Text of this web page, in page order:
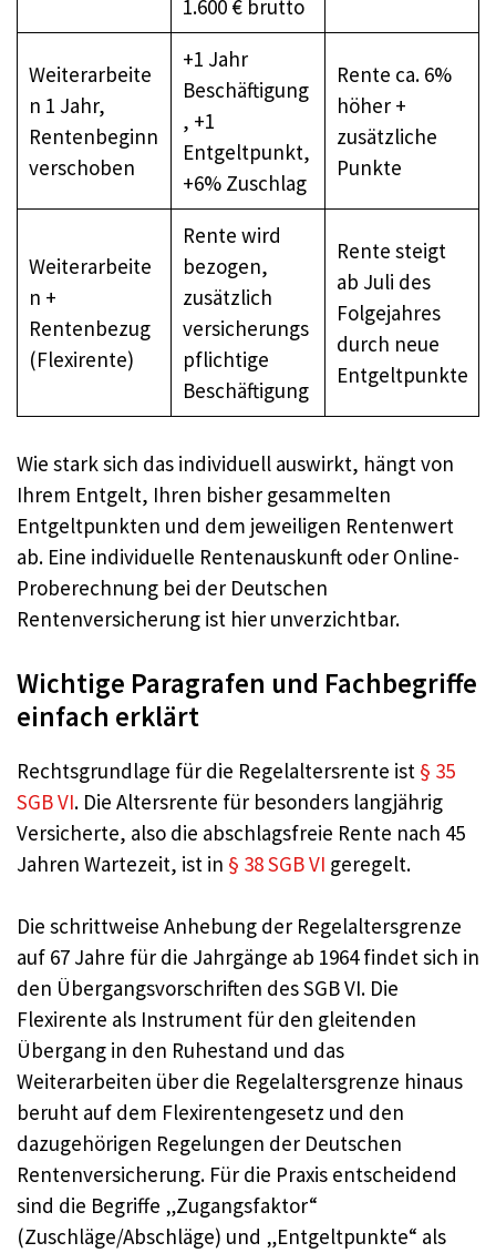
1.600 € brutto
Weiterarbeite
n 1 Jahr,
Rentenbeginn
verschoben
+1 Jahr
Beschäftigung
, +1
Entgeltpunkt,
+6% Zuschlag
Rente ca. 6%
höher +
zusätzliche
Punkte
Weiterarbeite
n +
Rentenbezug
(Flexirente)
Rente wird
bezogen,
zusätzlich
versicherungs
pflichtige
Beschäftigung
Rente steigt
ab Juli des
Folgejahres
durch neue
Entgeltpunkte
Wie stark sich das individuell auswirkt, hängt von
Ihrem Entgelt, Ihren bisher gesammelten
Entgeltpunkten und dem jeweiligen Rentenwert
ab. Eine individuelle Rentenauskunft oder Online-
Proberechnung bei der Deutschen
Rentenversicherung ist hier unverzichtbar.
Wichtige Paragrafen und Fachbegriffe
einfach erklärt
Rechtsgrundlage für die Regelaltersrente ist § 35
SGB VI. Die Altersrente für besonders langjährig
Versicherte, also die abschlagsfreie Rente nach 45
Jahren Wartezeit, ist in § 38 SGB VI geregelt.
Die schrittweise Anhebung der Regelaltersgrenze
auf 67 Jahre für die Jahrgänge ab 1964 findet sich in
den Übergangsvorschriften des SGB VI. Die
Flexirente als Instrument für den gleitenden
Übergang in den Ruhestand und das
Weiterarbeiten über die Regelaltersgrenze hinaus
beruht auf dem Flexirentengesetz und den
dazugehörigen Regelungen der Deutschen
Rentenversicherung. Für die Praxis entscheidend
sind die Begriffe „Zugangsfaktor“
(Zuschläge/Abschläge) und „Entgeltpunkte“ als